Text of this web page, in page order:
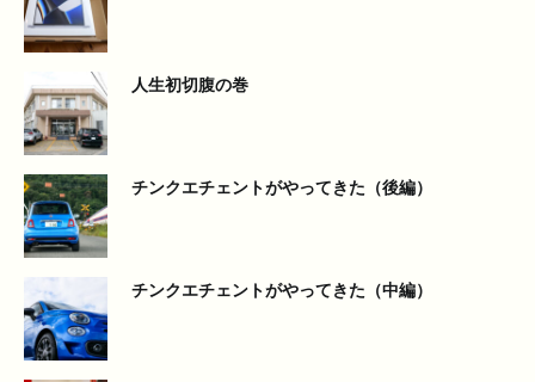
人生初切腹の巻
チンクエチェントがやってきた（後編）
チンクエチェントがやってきた（中編）